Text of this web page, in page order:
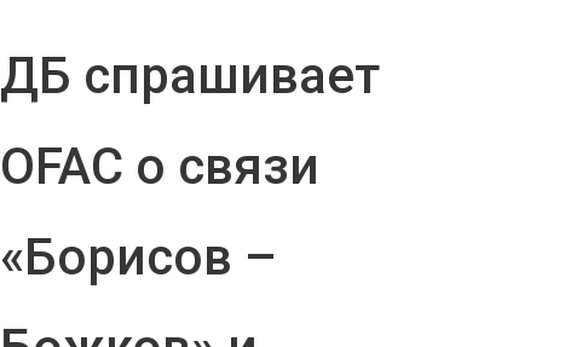
ДБ спрашивает
OFAC о связи
«Борисов –